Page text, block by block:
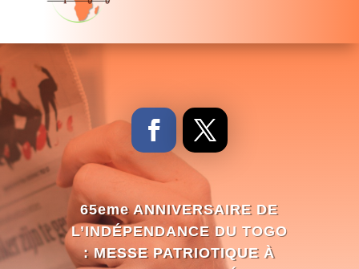
65eme ANNIVERSAIRE DE
L’INDÉPENDANCE DU TOGO
: MESSE PATRIOTIQUE À